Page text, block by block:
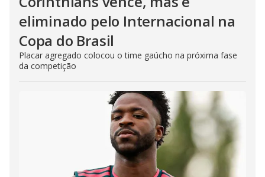
eliminado pelo Internacional na
Copa do Brasil
Placar agregado colocou o time gaúcho na próxima fase
da competição